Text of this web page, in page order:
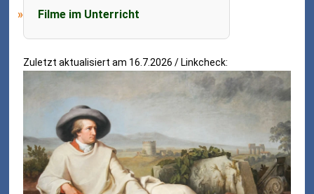
Filme im Unterricht
Zuletzt aktualisiert am 16.7.2026 / Linkcheck: